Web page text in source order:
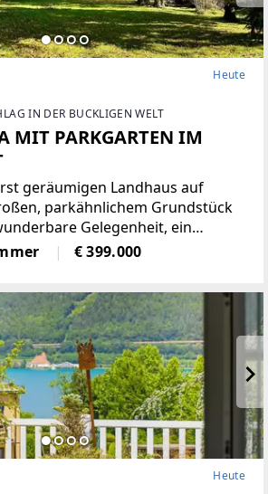
Heute
IN DER BUCKLIGEN WELT
MIT PARKGARTEN IM
geräumigen Landhaus auf
parkähnlichem Grundstück
Gelegenheit, ein
in der beliebten Gemeinde
1972 in Ziegelbauweise
€ 399.000
Heute